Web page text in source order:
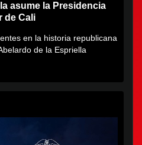
asume la Presidencia
de Cali
en la historia republicana
de la Espriella